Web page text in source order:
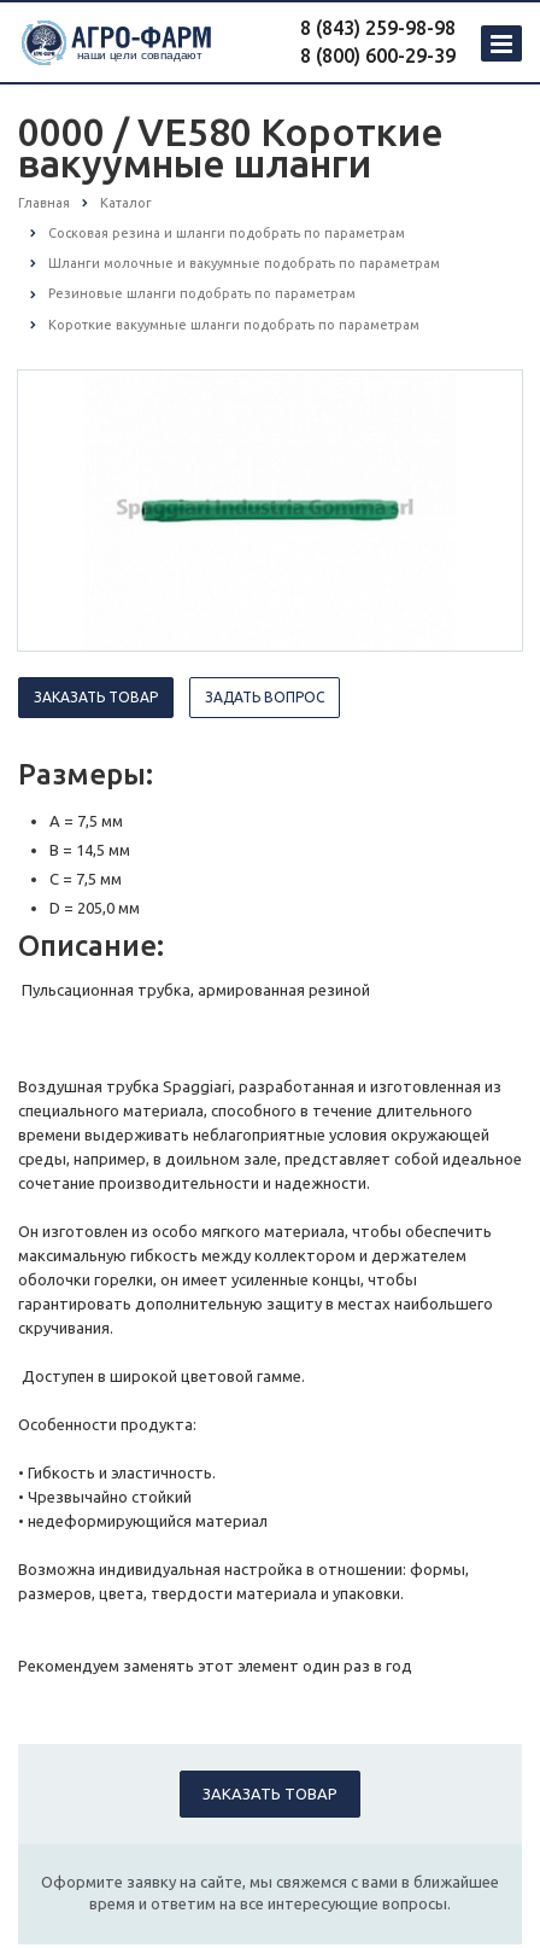
8 (843) 259-98-98
8 (800) 600-29-39
0000 / VE580 Короткие
вакуумные шланги
Главная Каталог
Сосковая резина и шланги подобрать по параметрам
Шланги молочные и вакуумные подобрать по параметрам
Резиновые шланги подобрать по параметрам
Короткие вакуумные шланги подобрать по параметрам
ЗАКАЗАТЬ ТОВАР ЗАДАТЬ ВОПРОС
Размеры:
A = 7,5 мм
B = 14,5 мм
C = 7,5 мм
D = 205,0 мм
Описание:
Пульсационная трубка, армированная резиной
Воздушная трубка Spaggiari, разработанная и изготовленная из
специального материала, способного в течение длительного
времени выдерживать неблагоприятные условия окружающей
среды, например, в доильном зале, представляет собой идеальное
сочетание производительности и надежности.
Он изготовлен из особо мягкого материала, чтобы обеспечить
максимальную гибкость между коллектором и держателем
оболочки горелки, он имеет усиленные концы, чтобы
гарантировать дополнительную защиту в местах наибольшего
скручивания.
Доступен в широкой цветовой гамме.
Особенности продукта:
• Гибкость и эластичность.
• Чрезвычайно стойкий
• недеформирующийся материал
Возможна индивидуальная настройка в отношении: формы,
размеров, цвета, твердости материала и упаковки.
Рекомендуем заменять этот элемент один раз в год
ЗАКАЗАТЬ ТОВАР
Оформите заявку на сайте, мы свяжемся с вами в ближайшее
время и ответим на все интересующие вопросы.